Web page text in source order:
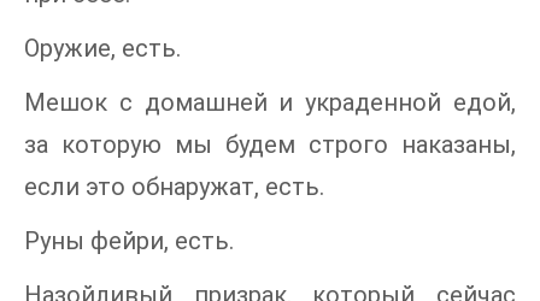
Оружие, есть.
Мешок с домашней и украденной едой,
за которую мы будем строго наказаны,
если это обнаружат, есть.
Руны фейри, есть.
Назойливый призрак, который сейчас